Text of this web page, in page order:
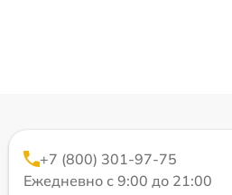
+7 (800) 301-97-75
Ежедневно с 9:00 до 21:00